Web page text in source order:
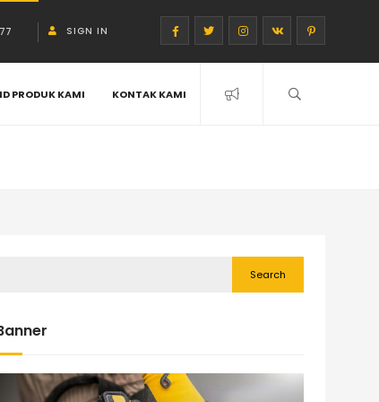
SIGN IN
PRODUK KAMI KONTAK KAMI
Search